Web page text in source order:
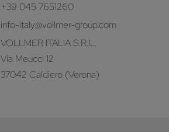
+39 045 7651260
info-italy@vollmer-group.com
VOLLMER ITALIA S.R.L.
Via Meucci 12
37042 Caldiero (Verona)